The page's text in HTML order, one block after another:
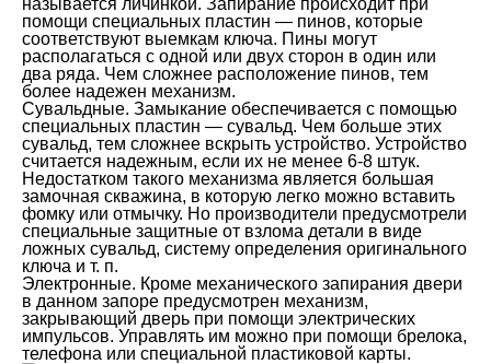
помощи специальных пластин — пинов, которые
соответствуют выемкам ключа. Пины могут
располагаться с одной или двух сторон в один или
два ряда. Чем сложнее расположение пинов, тем
более надежен механизм.
Сувальдные. Замыкание обеспечивается с помощью
специальных пластин — сувальд. Чем больше этих
сувальд, тем сложнее вскрыть устройство. Устройство
считается надежным, если их не менее 6-8 штук.
Недостатком такого механизма является большая
замочная скважина, в которую легко можно вставить
фомку или отмычку. Но производители предусмотрели
специальные защитные от взлома детали в виде
ложных сувальд, систему определения оригинального
ключа и т. п.
Электронные. Кроме механического запирания двери
в данном запоре предусмотрен механизм,
закрывающий дверь при помощи электрических
импульсов. Управлять им можно при помощи брелока,
телефона или специальной пластиковой карты.